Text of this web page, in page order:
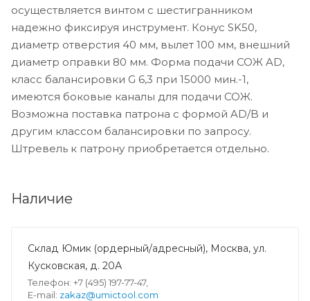
осуществляется винтом с шестигранником
надежно фиксируя инструмент. Конус SK50,
диаметр отверстия 40 мм, вылет 100 мм, внешний
диаметр оправки 80 мм. Форма подачи СОЖ AD,
класс балансировки G 6,3 при 15000 мин.-1,
имеются боковые каналы для подачи СОЖ.
Возможна поставка патрона с формой AD/B и
другим классом балансировки по запросу.
Штревель к патрону приобретается отдельно.
Наличие
Склад Юмик (ордерный/адресный), Москва, ул.
Кусковская, д. 20А
Телефон: +7 (495) 197-77-47,
E-mail: zakaz@umictool.com